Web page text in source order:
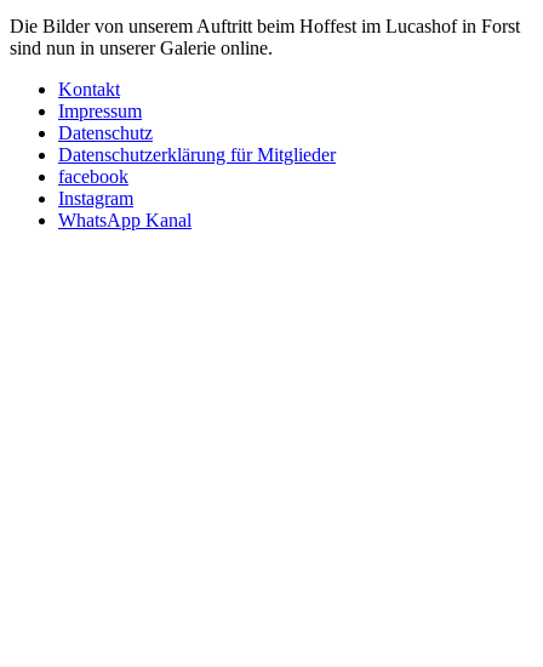
Die Bilder von unserem Auftritt beim Hoffest im Lucashof in Forst
sind nun in unserer Galerie online.
Kontakt
Impressum
Datenschutz
Datenschutzerklärung für Mitglieder
facebook
Instagram
WhatsApp Kanal